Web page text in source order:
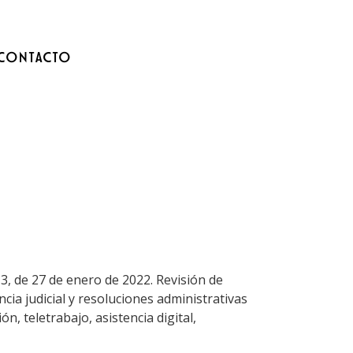
de 27 de enero de 2022. Revisión de
judicial y resoluciones administrativas
teletrabajo, asistencia digital,